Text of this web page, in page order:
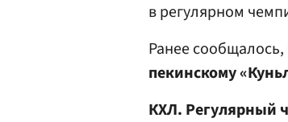
в регулярном
Ранее сообщалось,
пекинскому
КХЛ. Регулярный